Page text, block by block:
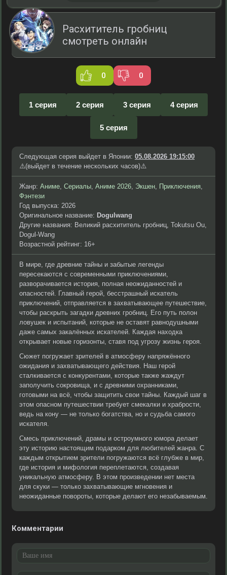
Расхититель гробниц
смотреть онлайн
0 0
1 серия 2 серия 3 серия 4 серия
5 серия
Следующая серия выйдет в Японии: 05.08.2026 19:15:00
⚠️(выйдет в течение нескольких часов)⚠️
Жанр: Аниме, Сериалы, Аниме 2026, Экшен, Приключения,
Фэнтези
Год выпуска: 2026
Оригинальное название: Dogulwang
Другие названия: Великий расхититель гробниц, Tokutsu Ou,
Dogul-Wang
Возрастной рейтинг: 16+
В мире, где древние тайны и забытые легенды
пересекаются с современными приключениями,
разворачивается история, полная неожиданностей и
опасностей. Главный герой, бесстрашный искатель
приключений, отправляется в захватывающее путешествие,
чтобы раскрыть загадки древних гробниц. Его путь полон
ловушек и испытаний, которые не оставят равнодушными
даже самых закалённых искателей. Каждая находка
открывает новые горизонты, ставя под угрозу жизнь героя.
Сюжет погружает зрителей в атмосферу напряжённого
ожидания и захватывающего действия. Наш герой
сталкивается с конкурентами, которые также жаждут
заполучить сокровища, и с древними охранниками,
готовыми на всё, чтобы защитить свои тайны. Каждый шаг в
этом опасном путешествии требует смекалки и храбрости,
ведь на кону — не только богатства, но и судьба самого
искателя.
Смесь приключений, драмы и остроумного юмора делает
эту историю настоящим подарком для любителей жанра. С
каждым открытием зрители погружаются всё глубже в мир,
где история и мифология переплетаются, создавая
уникальную атмосферу. В этом произведении нет места
для скуки — только захватывающие мгновения и
неожиданные повороты, которые делают его незабываемым.
Комментарии